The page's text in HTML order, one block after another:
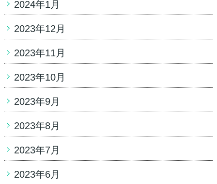
2024年1月
2023年12月
2023年11月
2023年10月
2023年9月
2023年8月
2023年7月
2023年6月